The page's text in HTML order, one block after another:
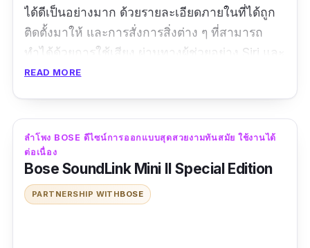
ได้ดีเป็นอย่างมาก ด้วยรายละเอียดภายในที่ได้ถูก
ติดตั้งมาให้ และการสั่งการสิ่งต่าง ๆ ที่สามารถ
ทำได้ด้วยการใช้เสียง ผ่านทางผู้ช่วยอย่าง Siri และ
Google Assistant บนเครื่องสมาร์ทโฟน นอกจาก
ที่ได้ถูกติดตั้งมาให้ในระดับสูงสุดถึง IP55 เลยที
เดียวครับ
ข้อมูลเฉพาะ
READ MORE
ลำโพง BOSE ดีไซน์การออกแบบสุดสวยงามทันสมัย ใช้งานได้
ต่อเนื่อง
Bose SoundLink Mini II Special Edition
PARTNERSHIP WITHBOSE